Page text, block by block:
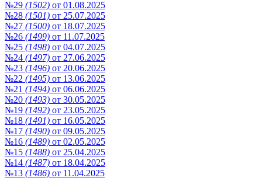
№29 (1502) от 01.08.2025
№28 (1501) от 25.07.2025
№27 (1500) от 18.07.2025
№26 (1499) от 11.07.2025
№25 (1498) от 04.07.2025
№24 (1497) от 27.06.2025
№23 (1496) от 20.06.2025
№22 (1495) от 13.06.2025
№21 (1494) от 06.06.2025
№20 (1493) от 30.05.2025
№19 (1492) от 23.05.2025
№18 (1491) от 16.05.2025
№17 (1490) от 09.05.2025
№16 (1489) от 02.05.2025
№15 (1488) от 25.04.2025
№14 (1487) от 18.04.2025
№13 (1486) от 11.04.2025